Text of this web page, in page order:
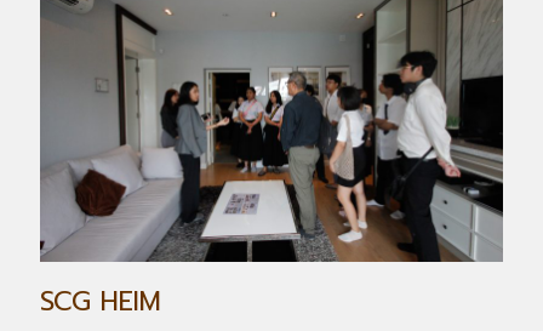
SCG HEIM